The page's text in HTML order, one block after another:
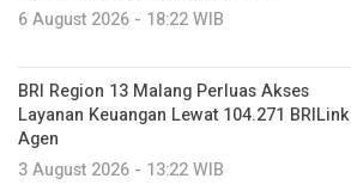
6 August 2026 - 18:22 WIB
BRI Region 13 Malang Perluas Akses
Layanan Keuangan Lewat 104.271 BRILink
Agen
3 August 2026 - 13:22 WIB